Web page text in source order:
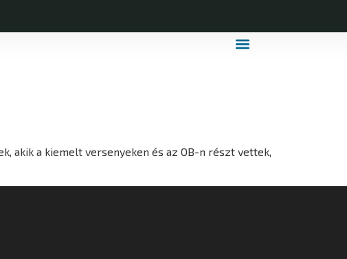
akik a kiemelt versenyeken és az OB-n részt vettek,